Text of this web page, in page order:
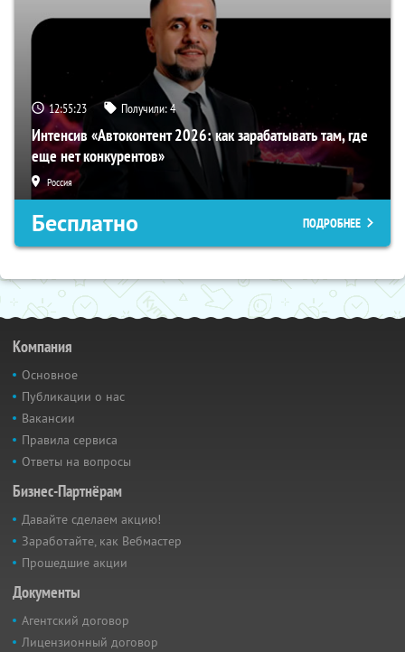
12:55:22 Получили:4
Интенсив «Автоконтент 2026: как зарабатывать там, где
еще нет конкурентов»
Россия
Бесплатно ПОДРОБНЕЕ
Компания
Основное
Публикации о нас
Вакансии
Правила сервиса
Ответы на вопросы
Бизнес-Партнёрам
Давайте сделаем акцию!
Заработайте, как Вебмастер
Прошедшие акции
Документы
Агентский договор
Лицензионный договор